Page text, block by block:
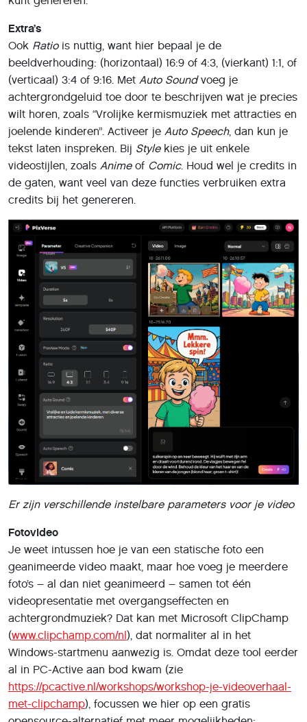
Er zijn verschillende instelbare parameters voor je video
Fotovideo
geanimeerde video maakt, maar hoe voeg je meerdere
foto’s – al dan niet geanimeerd – samen tot één
videopresentatie met overgangseffecten en
achtergrondmuziek? Dat kan met Microsoft ClipChamp
www.clipchamp.com/nl
), dat normaliter al in het
Windows-startmenu aanwezig is. Omdat deze tool eerder
al in PC-Active aan bod kwam (zie
https://pcactive.nl/workshops/workshop-je-videoverhaal-
met-clipchamp), focussen we hier op een gratis
opensource-alternatief met meer mogelijkheden:
OpenShot.
Openshot
Ga met je browser naarwww.openshot.org/download
klik op de blauwe
Download -knop voor Windows (ook
beschikbaar voor Linux en macOS). Dubbelklik op het
gedownloade exe-bestand om de installatie te starten.
Bevestig drie keer met
InstallerenenVoltooien. Je kunt OpenShot Video Editor
vervolgens openen via het Windows-startmenu.